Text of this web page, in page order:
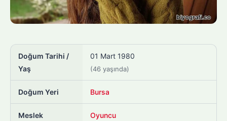
Doğum Tarihi /
Yaş
01 Mart 1980
(46 yaşında)
Doğum Yeri Bursa
Meslek Oyuncu